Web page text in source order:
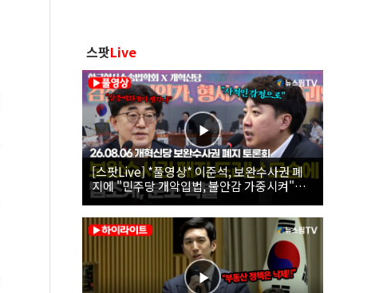
스팟Live
[스팟Live] *풀영상* 이준석, 보완수사권 폐
지에 "민주당 개악입법, 불안감 가중시켜"｜
26.08.06 개혁신당 보완수사권 폐지 토론회